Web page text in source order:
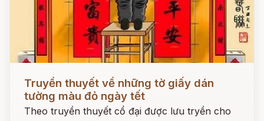
Đọc ngay
Truyền thuyết về những tờ giấy dán
tường màu đỏ ngày tết
Theo truyền thuyết cổ đại được lưu tryền cho